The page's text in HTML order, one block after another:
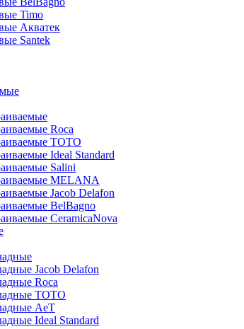
Timo
Акватек
Santek
Roca
TOTO
Ideal Standard
Salini
MELANA
Jacob Delafon
BelBagno
CeramicaNova
Jacob Delafon
Roca
TOTO
AeT
Ideal Standard